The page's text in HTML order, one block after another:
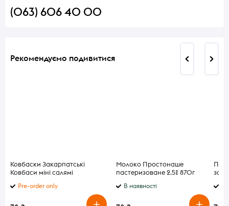
(063) 606 40 00
Рекомендуємо подивитися
Ковбаски Закарпатські
Ковбаси міні салямі
Pre-order only
Молоко Простонаше
пастеризоване 2.5% 870г
В наявності